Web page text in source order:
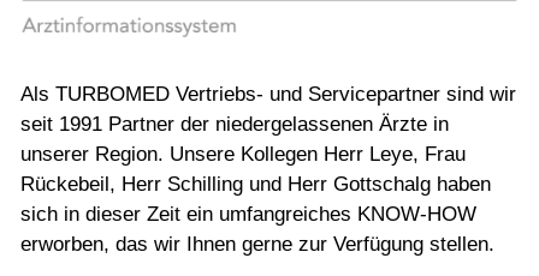
Als TURBOMED Vertriebs- und Servicepartner sind wir
seit 1991 Partner der niedergelassenen Ärzte in
unserer Region. Unsere Kollegen Herr Leye, Frau
Rückebeil, Herr Schilling und Herr Gottschalg haben
sich in dieser Zeit ein umfangreiches KNOW-HOW
erworben, das wir Ihnen gerne zur Verfügung stellen.